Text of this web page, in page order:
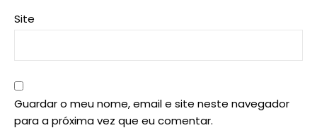
Site
Guardar o meu nome, email e site neste navegador
para a próxima vez que eu comentar.